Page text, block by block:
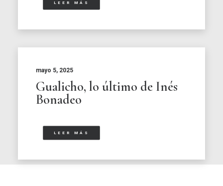
LEER MÁS
mayo 5, 2025
Gualicho, lo último de Inés
Bonadeo
LEER MÁS